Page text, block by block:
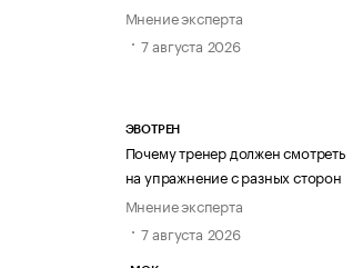
Мнение эксперта
7 августа 2026
ЭВОТРЕН
Почему тренер должен смотреть
на упражнение с разных сторон
Мнение эксперта
7 августа 2026